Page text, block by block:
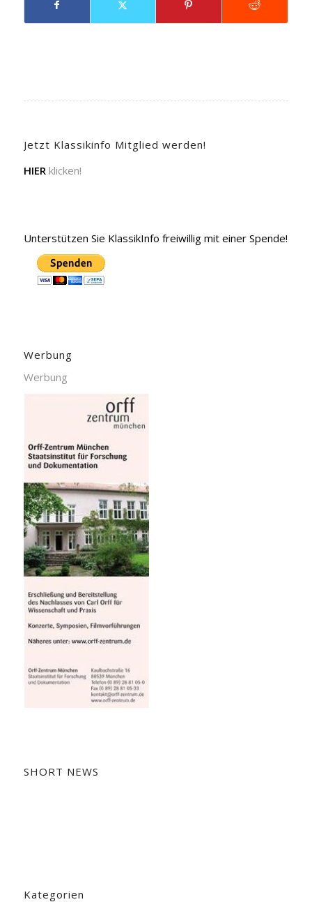
Jetzt Klassikinfo Mitglied werden!
HIER klicken!
Unterstützen Sie KlassikInfo freiwillig mit einer Spende!
Werbung
Werbung
SHORT NEWS
Kategorien